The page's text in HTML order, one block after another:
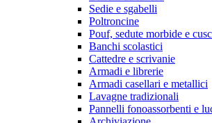
Sedie e sgabelli
Poltroncine
Pouf, sedute morbide e
Banchi scolastici
Cattedre e scrivanie
Armadi e librerie
Armadi casellari e metallici
Lavagne tradizionali
Pannelli fonoassorbenti e